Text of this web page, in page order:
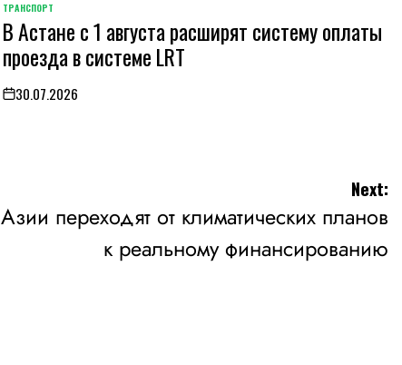
POSTED
IN
ТРАНСПОРТ
В Астане с 1 августа расширят систему оплаты
проезда в системе LRT
on30.07.2026
Next:
переходят от климатических планов
к реальному финансированию